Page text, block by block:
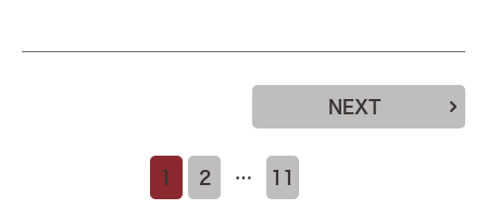
1 2 … 11
NEXT